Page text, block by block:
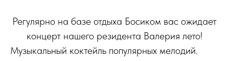
Регулярно на базе отдыха Босиком вас ожидает
концерт нашего резидента Валерия лето!
Музыкальный коктейль популярных мелодий.